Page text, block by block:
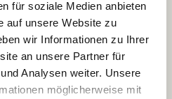
für soziale Medien anbieten
auf unsere Website zu
wir Informationen zu Ihrer
an unsere Partner für
Analysen weiter. Unsere
möglicherweise mit